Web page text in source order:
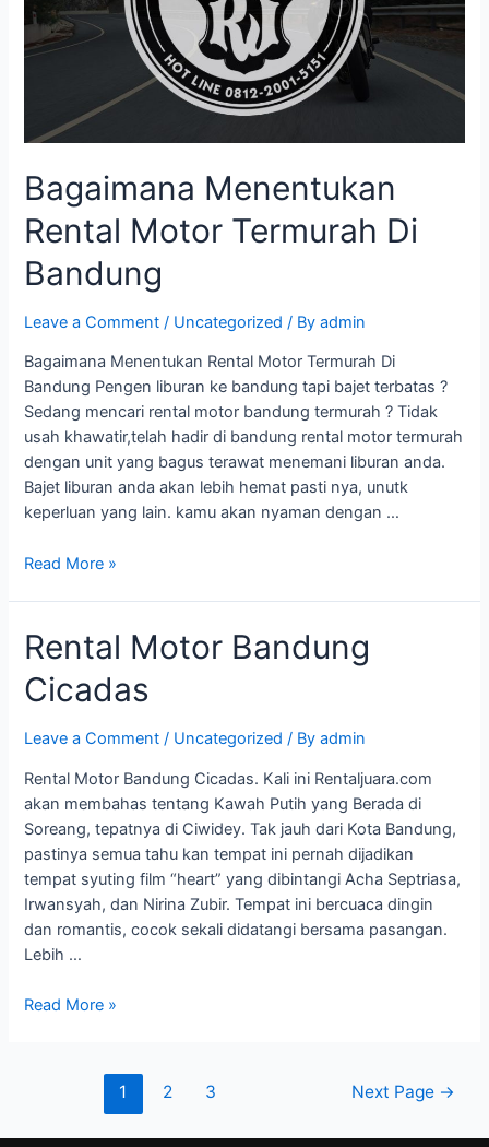
Bagaimana Menentukan
Rental Motor Termurah Di
Bandung
Leave a Comment / Uncategorized / Byadmin
Bagaimana Menentukan Rental Motor Termurah Di
Bandung Pengen liburan ke bandung tapi bajet terbatas ?
Sedang mencari rental motor bandung termurah ? Tidak
usah khawatir,telah hadir di bandung rental motor termurah
dengan unit yang bagus terawat menemani liburan anda.
Bajet liburan anda akan lebih hemat pasti nya, unutk
keperluan yang lain. kamu akan nyaman dengan …
Read More »
Rental Motor Bandung
Cicadas
Leave a Comment / Uncategorized / Byadmin
Rental Motor Bandung Cicadas. Kali ini Rentaljuara.com
akan membahas tentang Kawah Putih yang Berada di
Soreang, tepatnya di Ciwidey. Tak jauh dari Kota Bandung,
pastinya semua tahu kan tempat ini pernah dijadikan
tempat syuting film “heart” yang dibintangi Acha Septriasa,
Irwansyah, dan Nirina Zubir. Tempat ini bercuaca dingin
dan romantis, cocok sekali didatangi bersama pasangan.
Lebih …
Read More »
1 2 3 Next Page →